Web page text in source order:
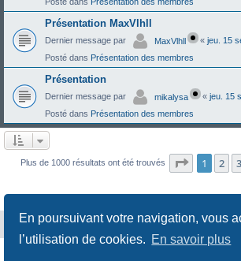
En poursuivant votre navigation, vous
l’utilisation de cookies. En savoir plus
Présentation MaxVlhll
Dernier message par MaxVlhll « jeu. 15
Posté dans Présentation des membres
Présentation
Dernier message par mikalysa « jeu. 15
Posté dans Présentation des membres
Plus de 1000 résultats ont été trouvés Page 1sur
1 2 3
Portal Chiptuners.fr